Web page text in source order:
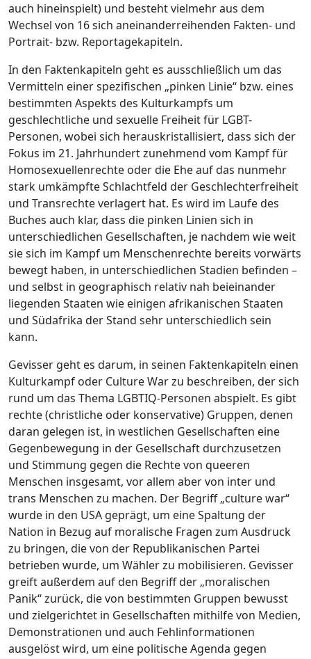
auch hineinspielt) und besteht vielmehr aus dem
Wechsel von 16 sich aneinanderreihenden Fakten- und
Portrait- bzw. Reportagekapiteln.
In den Faktenkapiteln geht es ausschließlich um das
Vermitteln einer spezifischen „pinken Linie“ bzw. eines
bestimmten Aspekts des Kulturkampfs um
geschlechtliche und sexuelle Freiheit für LGBT-
Personen, wobei sich herauskristallisiert, dass sich der
Fokus im 21. Jahrhundert zunehmend vom Kampf für
Homosexuellenrechte oder die Ehe auf das nunmehr
stark umkämpfte Schlachtfeld der Geschlechterfreiheit
und Transrechte verlagert hat. Es wird im Laufe des
Buches auch klar, dass die pinken Linien sich in
unterschiedlichen Gesellschaften, je nachdem wie weit
sie sich im Kampf um Menschenrechte bereits vorwärts
bewegt haben, in unterschiedlichen Stadien befinden –
und selbst in geographisch relativ nah beieinander
liegenden Staaten wie einigen afrikanischen Staaten
und Südafrika der Stand sehr unterschiedlich sein
kann.
Gevisser geht es darum, in seinen Faktenkapiteln einen
Kulturkampf oder Culture War zu beschreiben, der sich
rund um das Thema LGBTIQ-Personen abspielt. Es gibt
rechte (christliche oder konservative) Gruppen, denen
daran gelegen ist, in westlichen Gesellschaften eine
Gegenbewegung in der Gesellschaft durchzusetzen
und Stimmung gegen die Rechte von queeren
Menschen insgesamt, vor allem aber von inter und
trans Menschen zu machen. Der Begriff „culture war“
wurde in den USA geprägt, um eine Spaltung der
Nation in Bezug auf moralische Fragen zum Ausdruck
zu bringen, die von der Republikanischen Partei
betrieben wurde, um Wähler zu mobilisieren. Gevisser
greift außerdem auf den Begriff der „moralischen
Panik“ zurück, die von bestimmten Gruppen bewusst
und zielgerichtet in Gesellschaften mithilfe von Medien,
Demonstrationen und auch Fehlinformationen
ausgelöst wird, um eine politische Agenda gegen